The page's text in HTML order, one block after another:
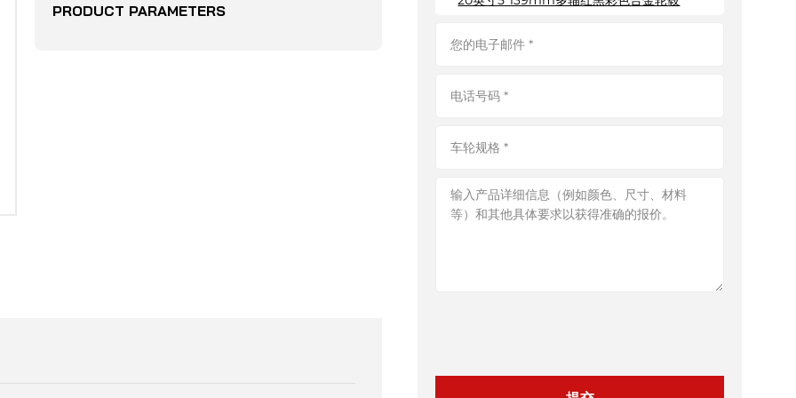
PRODUCT PARAMETERS